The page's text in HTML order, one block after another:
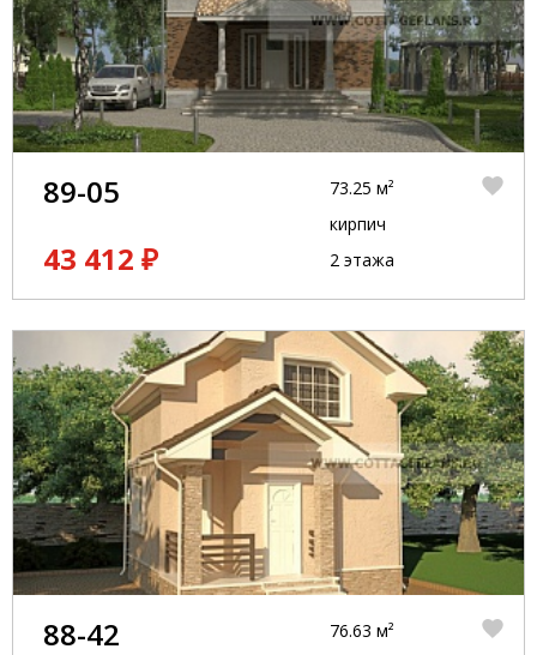
89-05
43 412 ₽
73.25 м²
кирпич
2 этажа
88-42 76.63 м²